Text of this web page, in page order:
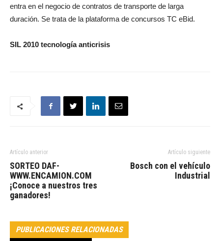
entra en el negocio de contratos de transporte de larga
duración. Se trata de la plataforma de concursos TC eBid.
SIL 2010 tecnología anticrisis
Artículo anterior
SORTEO DAF-
WWW.ENCAMION.COM
¡Conoce a nuestros tres
ganadores!
Artículo siguiente
Bosch con el vehículo
Industrial
PUBLICACIONES RELACIONADAS